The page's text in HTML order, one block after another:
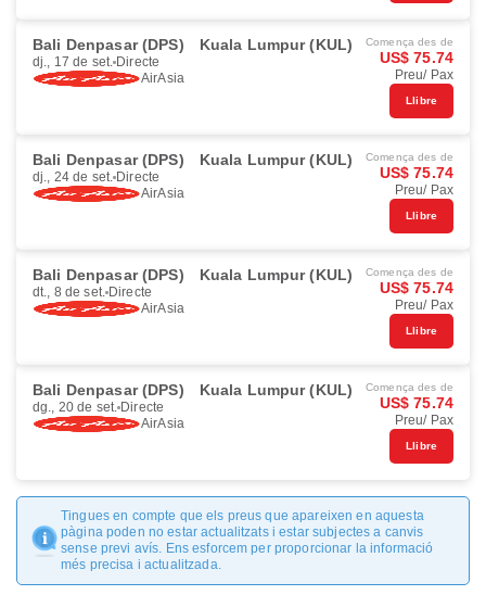
Bali Denpasar (DPS) Kuala Lumpur (KUL)
dj., 17 de set. Directe
AirAsia
Comença des de
US$ 75.74
Preu/ Pax
Llibre
Bali Denpasar (DPS) Kuala Lumpur (KUL)
dj., 24 de set. Directe
AirAsia
Comença des de
US$ 75.74
Preu/ Pax
Llibre
Bali Denpasar (DPS) Kuala Lumpur (KUL)
dt., 8 de set. Directe
AirAsia
Comença des de
US$ 75.74
Preu/ Pax
Llibre
Bali Denpasar (DPS) Kuala Lumpur (KUL)
dg., 20 de set. Directe
AirAsia
Comença des de
US$ 75.74
Preu/ Pax
Llibre
Tingues en compte que els preus que apareixen en aquesta
pàgina poden no estar actualitzats i estar subjectes a canvis
sense previ avís. Ens esforcem per proporcionar la informació
més precisa i actualitzada.